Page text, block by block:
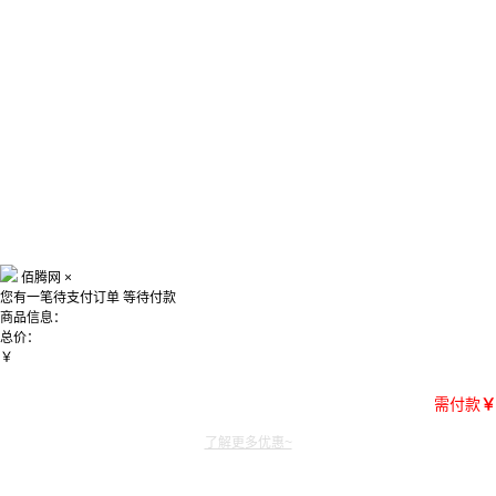
佰腾网 ×
您有一笔待支付订单 等待付款
商品信息：
总价：
￥
需付款￥
了解更多优惠~